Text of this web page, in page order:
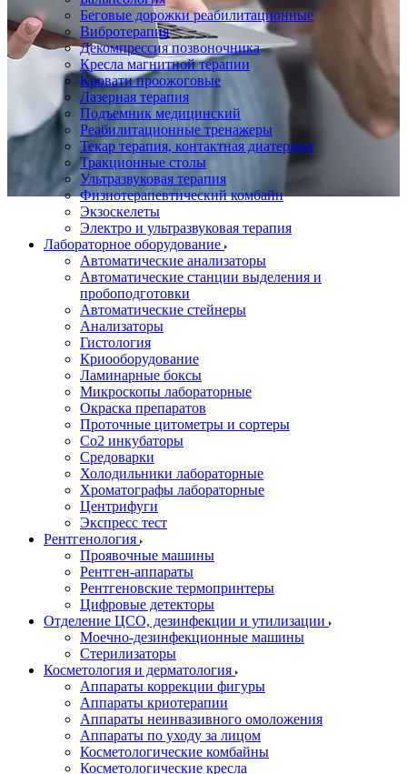
Беговые дорожки реабилитационные
Вибротерапия
Декомпрессия позвоночника
Кресла магнитной терапии
Кровати проожоговые
Лазерная терапия
Подъемник медицинский
Реабилитационные тренажеры
Текар терапия, контактная диатермия
Тракционные столы
Ультразвуковая терапия
Физиотерапевтический комбайн
Экзоскелеты
Электро и ультразвуковая терапия
Лабораторное оборудование
Автоматические анализаторы
Автоматические станции выделения и
пробоподготовки
Автоматические стейнеры
Анализаторы
Гистология
Криооборудование
Ламинарные боксы
Микроскопы лабораторные
Окраска препаратов
Проточные цитометры и сортеры
Со2 инкубаторы
Средоварки
Холодильники лабораторные
Хроматографы лабораторные
Центрифуги
Экспресс тест
Рентгенология
Проявочные машины
Рентген-аппараты
Рентгеновские термопринтеры
Цифровые детекторы
Отделение ЦСО, дезинфекции и утилизации
Моечно-дезинфекционные машины
Стерилизаторы
Косметология и дерматология
Аппараты коррекции фигуры
Аппараты криотерапии
Аппараты неинвазивного омоложения
Аппараты по уходу за лицом
Косметологические комбайны
Косметологические кресла